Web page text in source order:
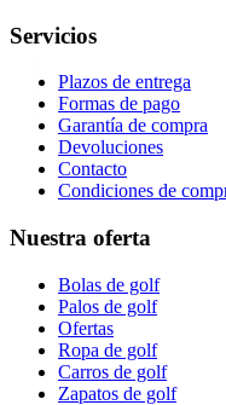
Servicios
Plazos de entrega
Formas de pago
Garantía de compra
Devoluciones
Contacto
Condiciones de
Nuestra oferta
Bolas de golf
Palos de golf
Ofertas
Ropa de golf
Carros de golf
Zapatos de golf